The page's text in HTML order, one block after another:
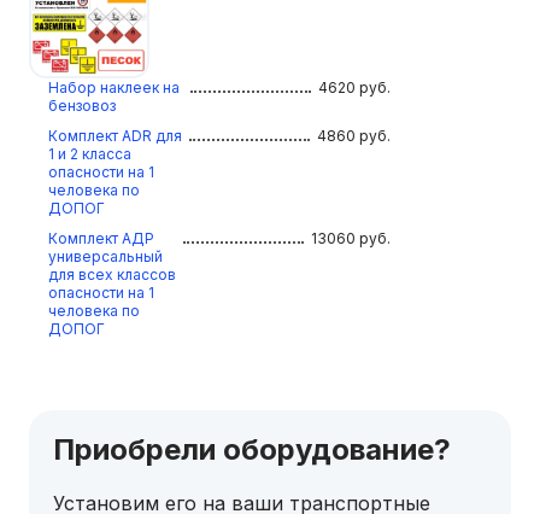
Набор наклеек на
бензовоз
4620 руб.
Комплект ADR для
1 и 2 класса
опасности на 1
человека по
ДОПОГ
4860 руб.
Комплект АДР
универсальный
для всех классов
опасности на 1
человека по
ДОПОГ
13060 руб.
Приобрели оборудование?
Установим его на ваши транспортные